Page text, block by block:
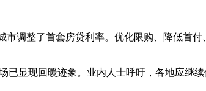
调整了首套房贷利率。优化限购、降低首
显现回暖迹象。业内人士呼吁，各地应继